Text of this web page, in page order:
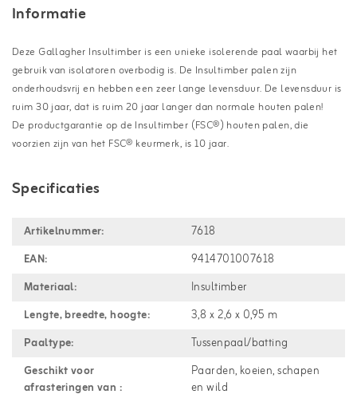
Informatie
Deze Gallagher Insultimber is een unieke isolerende paal waarbij het
gebruik van isolatoren overbodig is. De Insultimber palen zijn
onderhoudsvrij en hebben een zeer lange levensduur. De levensduur is
ruim 30 jaar, dat is ruim 20 jaar langer dan normale houten palen!
De productgarantie op de Insultimber (FSC®) houten palen, die
voorzien zijn van het FSC® keurmerk, is 10 jaar.
Specificaties
Artikelnummer:
7618
EAN:
9414701007618
Materiaal:
Insultimber
Lengte, breedte, hoogte:
3,8 x 2,6 x 0,95 m
Paaltype:
Tussenpaal/batting
Geschikt voor
afrasteringen van :
Paarden, koeien, schapen
en wild